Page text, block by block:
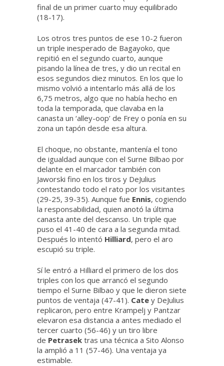
final de un primer cuarto muy equilibrado
(18-17).
Los otros tres puntos de ese 10-2 fueron
un triple inesperado de Bagayoko, que
repitió en el segundo cuarto, aunque
pisando la línea de tres, y dio un recital en
esos segundos diez minutos. En los que lo
mismo volvió a intentarlo más allá de los
6,75 metros, algo que no había hecho en
toda la temporada, que clavaba en la
canasta un ‘alley-oop’ de Frey o ponía en su
zona un tapón desde esa altura.
El choque, no obstante, mantenía el tono
de igualdad aunque con el Surne Bilbao por
delante en el marcador también con
Jaworski fino en los tiros y DeJulius
contestando todo el rato por los visitantes
(29-25, 39-35). Aunque fue Ennis, cogiendo
la responsabilidad, quien anotó la última
canasta ante del descanso. Un triple que
puso el 41-40 de cara a la segunda mitad.
Después lo intentó Hilliard, pero el aro
escupió su triple.
Sí le entró a Hilliard el primero de los dos
triples con los que arrancó el segundo
tiempo el Surne Bilbao y que le dieron siete
puntos de ventaja (47-41). Cate y DeJulius
replicaron, pero entre Krampelj y Pantzar
elevaron esa distancia a antes mediado el
tercer cuarto (56-46) y un tiro libre
de Petrasek tras una técnica a Sito Alonso
la amplió a 11 (57-46). Una ventaja ya
estimable.